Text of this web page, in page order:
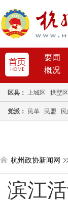
要闻
概况
区县： 上城区 拱墅区
党派： 民革 民盟
杭州政协新闻网
滨江